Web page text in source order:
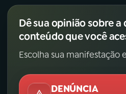
Dê sua opinião sobre
conteúdo que você
Escolha sua manifestação
DENÚNCIA